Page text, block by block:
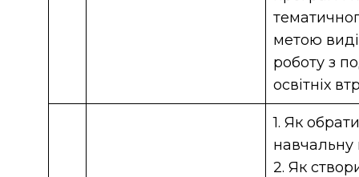
метою
роботу з
освітніх
1. Як
2. Як